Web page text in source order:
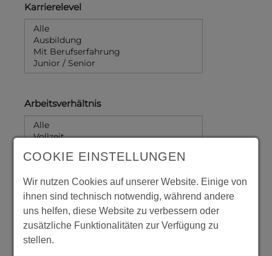
Karrierelevel
Arbeitsverhältnis
COOKIE EINSTELLUNGEN
Wir nutzen Cookies auf unserer Website. Einige von
ihnen sind technisch notwendig, während andere
uns helfen, diese Website zu verbessern oder
zusätzliche Funktionalitäten zur Verfügung zu
stellen.